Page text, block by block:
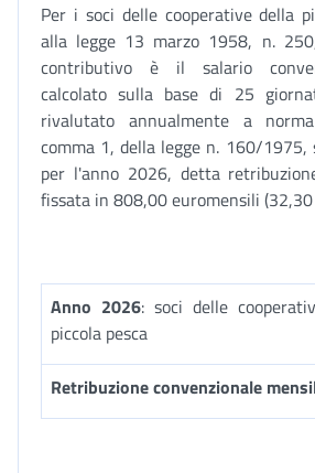
Per i soci delle cooperative della
alla legge 13 marzo 1958, n.
contributivo è il salario
calcolato sulla base di 25
rivalutato annualmente a
comma 1, della legge n. 160/1975,
per l'anno 2026, detta
fissata in 808,00 euromensili
Anno 2026: soci delle
piccola pesca
Retribuzione convenzionale